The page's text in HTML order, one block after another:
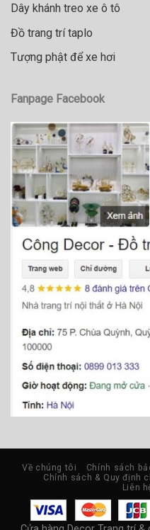
Dây khánh treo xe ô tô
Đồ trang trí taplo
Tượng phật để xe hơi
Fanpage Facebook
Về chúng tôi Chính sách
Chính sách & Quy định
Liên